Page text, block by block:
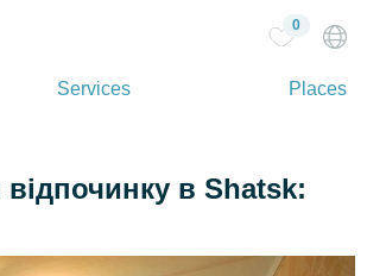
Services Places
0
в Shatsk: